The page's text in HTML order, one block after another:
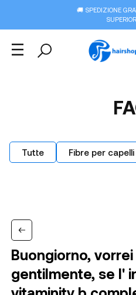
🚚 SPEDIZIONE
Tutte Fibre per capelli
Buongiorno,
gentilmente, se l'